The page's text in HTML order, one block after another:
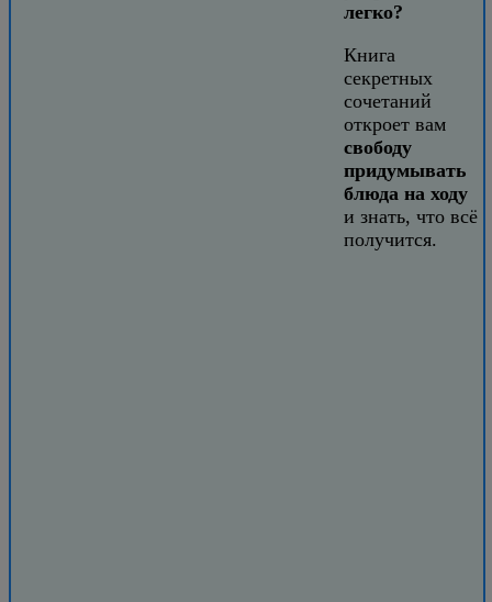
легко?
Книга
секретных
сочетаний
откроет вам
свободу
придумывать
блюда на ходу
и знать, что всё
получится.